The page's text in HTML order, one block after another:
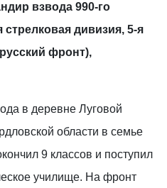
взвода 990-го
стрелковая дивизия, 5-я
фронт),
в деревне Луговой
области в семье
9 классов и поступил
училище. На фронт